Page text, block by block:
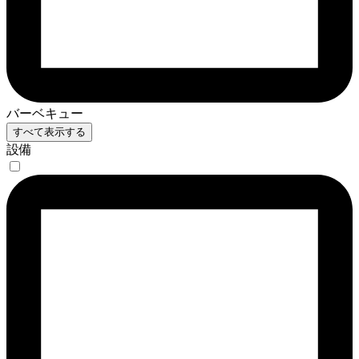
バーベキュー
すべて表示する
設備